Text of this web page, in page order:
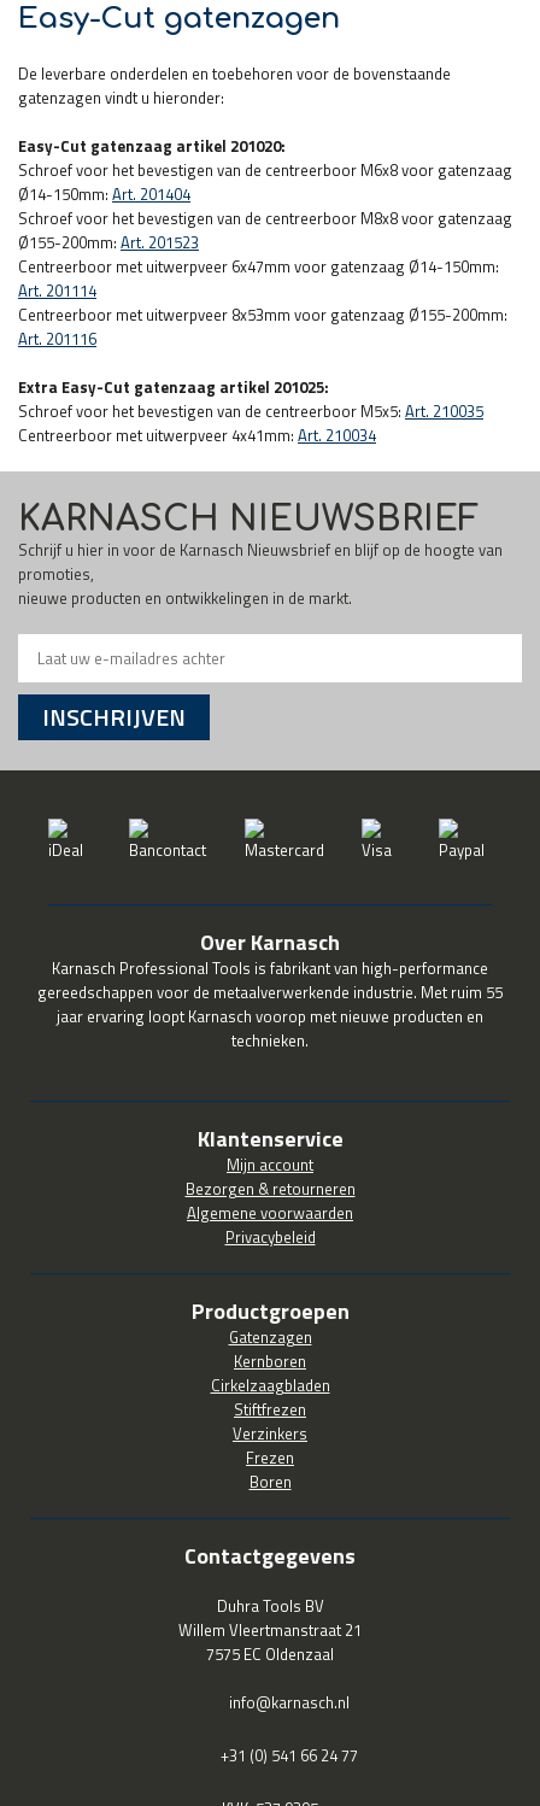
Easy-Cut gatenzagen
De leverbare onderdelen en toebehoren voor de bovenstaande
gatenzagen vindt u hieronder:
Easy-Cut gatenzaag artikel 201020:
Schroef voor het bevestigen van de centreerboor M6x8 voor gatenzaag
Ø14-150mm: Art. 201404
Schroef voor het bevestigen van de centreerboor M8x8 voor gatenzaag
Ø155-200mm: Art. 201523
Centreerboor met uitwerpveer 6x47mm voor gatenzaag Ø14-150mm:
Art. 201114
Centreerboor met uitwerpveer 8x53mm voor gatenzaag Ø155-200mm:
Art. 201116
Extra Easy-Cut gatenzaag artikel 201025:
Schroef voor het bevestigen van de centreerboor M5x5: Art. 210035
Centreerboor met uitwerpveer 4x41mm: Art. 210034
KARNASCH NIEUWSBRIEF
Schrijf u hier in voor de Karnasch Nieuwsbrief en blijf op de hoogte van
promoties,
nieuwe producten en ontwikkelingen in de markt.
INSCHRIJVEN
Over Karnasch
Karnasch Professional Tools is fabrikant van high-performance
gereedschappen voor de metaalverwerkende industrie. Met ruim 55
jaar ervaring loopt Karnasch voorop met nieuwe producten en
technieken.
Klantenservice
Mijn account
Bezorgen & retourneren
Algemene voorwaarden
Privacybeleid
Productgroepen
Gatenzagen
Kernboren
Cirkelzaagbladen
Stiftfrezen
Verzinkers
Frezen
Boren
Contactgegevens
Duhra Tools BV
Willem Vleertmanstraat 21
7575 EC Oldenzaal
info@karnasch.nl
+31 (0) 541 66 24 77